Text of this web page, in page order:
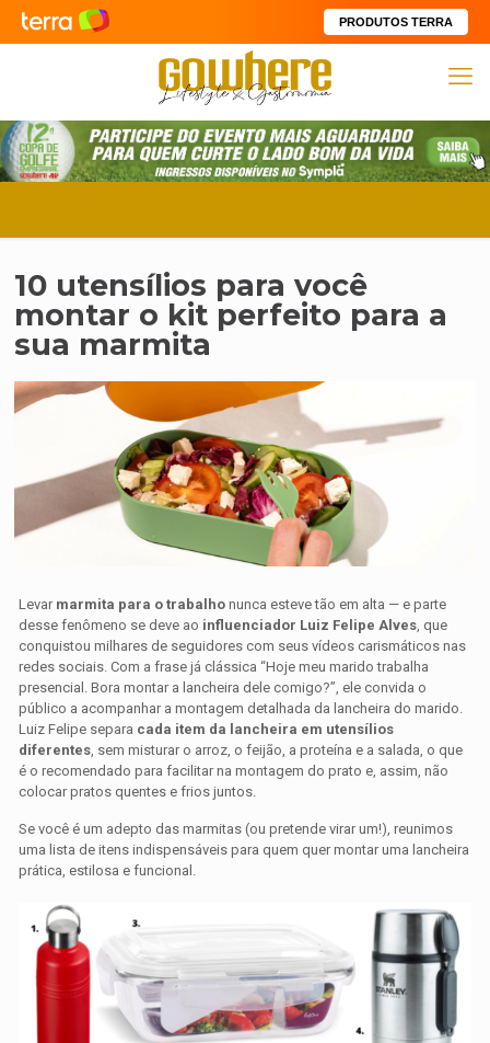
PRODUTOS TERRA
10 utensílios para você
montar o kit perfeito para a
sua marmita
Levar marmita para o trabalho nunca esteve tão em alta — e parte
desse fenômeno se deve ao influenciador Luiz Felipe Alves, que
conquistou milhares de seguidores com seus vídeos carismáticos nas
redes sociais. Com a frase já clássica “Hoje meu marido trabalha
presencial. Bora montar a lancheira dele comigo?”, ele convida o
público a acompanhar a montagem detalhada da lancheira do marido.
Luiz Felipe separa cada item da lancheira em utensílios
diferentes, sem misturar o arroz, o feijão, a proteína e a salada, o que
é o recomendado para facilitar na montagem do prato e, assim, não
colocar pratos quentes e frios juntos.
Se você é um adepto das marmitas (ou pretende virar um!), reunimos
uma lista de itens indispensáveis para quem quer montar uma lancheira
prática, estilosa e funcional.